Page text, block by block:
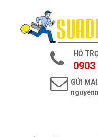
Trang chủ
Dịch vụ điện nước
HỖ
0903
GỬI